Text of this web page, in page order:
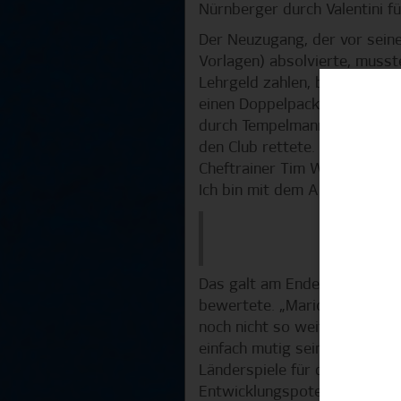
Nürnberger durch Valentini
Der Neuzugang, der vor
Vorlagen) absolvierte,
Lehrgeld zahlen, blieb im
einen Doppelpack von
durch Tempelmann (46.)
den Club rettete. „Wir
Cheftrainer Tim Walter nach
Ich bin mit dem Auftreten
Das galt am Ende auch für
bewertete. „Mario hat es
noch nicht so weit sein,
einfach mutig sein und
Länderspiele für die
Entwicklungspotential an.